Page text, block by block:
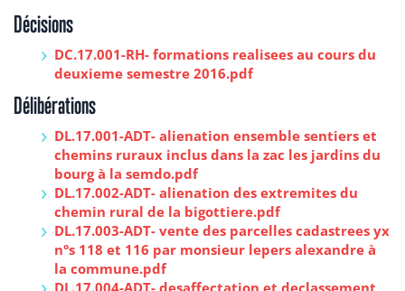
Décisions
DC.17.001-RH- formations realisees au cours du
deuxieme semestre 2016.pdf
Délibérations
DL.17.001-ADT- alienation ensemble sentiers et
chemins ruraux inclus dans la zac les jardins du
bourg à la semdo.pdf
DL.17.002-ADT- alienation des extremites du
chemin rural de la bigottiere.pdf
DL.17.003-ADT- vente des parcelles cadastrees yx
n°s 118 et 116 par monsieur lepers alexandre à
la commune.pdf